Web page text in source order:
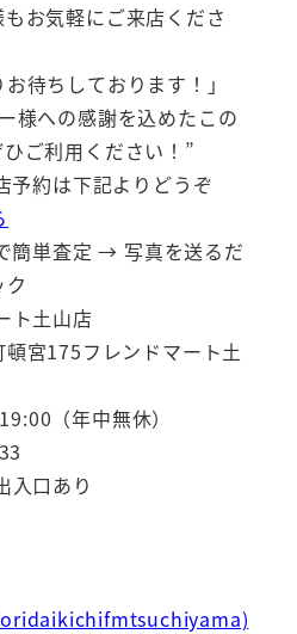
お気軽にご来店くださ
待ちしております！」
様への感謝を込めたこの
ご利用ください！”
予約は下記よりどうぞ
簡単査定 → 写真を送るだ
ト土山店
宮175フレンドマート土
（年中無休）
入口あり